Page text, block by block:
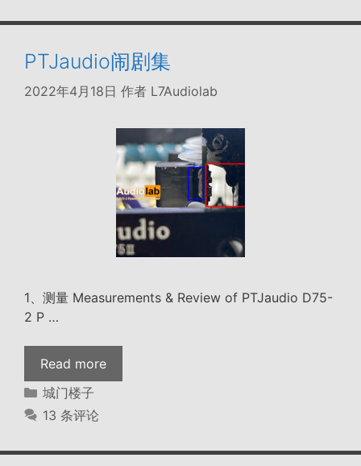
PTJaudio闹剧集
2022年4月18日 作者 L7Audiolab
1、测量 Measurements & Review of PTJaudio D75-
2 P …
Read morePTJaudio
闹
分
类
城门楼子
13 条评论